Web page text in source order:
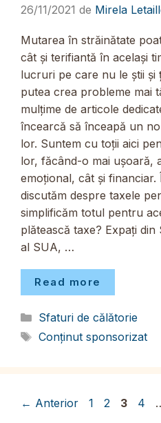
26/11/2021 de Mirela
Mutarea în străinătate
cât și terifiantă în același
lucruri pe care nu le știi și
putea crea probleme mai
mulțime de articole
încearcă să înceapă un
lor. Suntem cu toții aici
lor, făcând-o mai ușoară,
emoțional, cât și
discutăm despre taxele
simplificăm totul pentru
plătească taxe? Expați
al SUA, …
Read more
Categorii
Sfaturi de călătorie
Etichete
Conținut sponsorizat
← Anterior Pagina
1 Pagina
2 Pagina
3 4